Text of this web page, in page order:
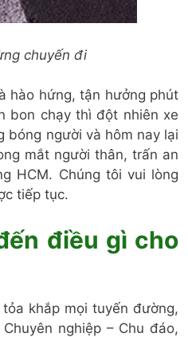
chuyến đi
hào hứng, tận hưởng phút
bon chạy thì đột nhiên xe
bóng người và hôm nay lại
mắt người thân, trấn an
HCM. Chúng tôi vui lòng
tiếp tục.
điều gì cho
khắp mọi tuyến đường,
nghiệp – Chu đáo,